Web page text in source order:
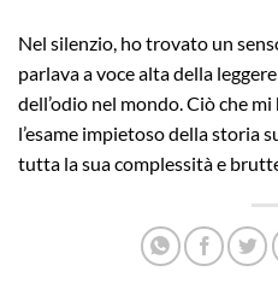
Nel silenzio, ho trovato un
parlava a voce alta della
dell’odio nel mondo. Ciò che
l’esame impietoso della storia
tutta la sua complessità e